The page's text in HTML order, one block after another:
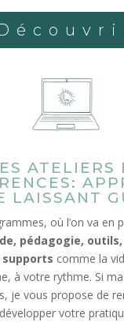
ATELIERS
LAISSANT
où l’on va en
pédagogie,
comme la
à votre rythme. Si
je vous propose de
votre